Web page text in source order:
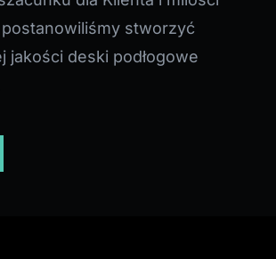
stworzyć
jakości deski podłogowe